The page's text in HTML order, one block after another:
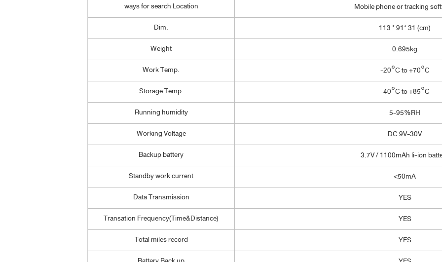
ways for search Location
Mobile phone or tracking
Dim.
113 * 91* 31 (cm)
Weight
0.695kg
Work Temp.
-20°C to +70°C
Storage Temp.
-40°C to +85°C
Running humidity
5-95%RH
Working Voltage
DC 9V-30V
Backup battery
3.7V / 1100mAh li-ion
Standby work current
<50mA
Data Transmission
YES
Transation Frequency(Time&Distance)
YES
Total miles record
YES